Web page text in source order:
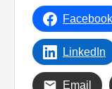
Facebook
LinkedIn
Email